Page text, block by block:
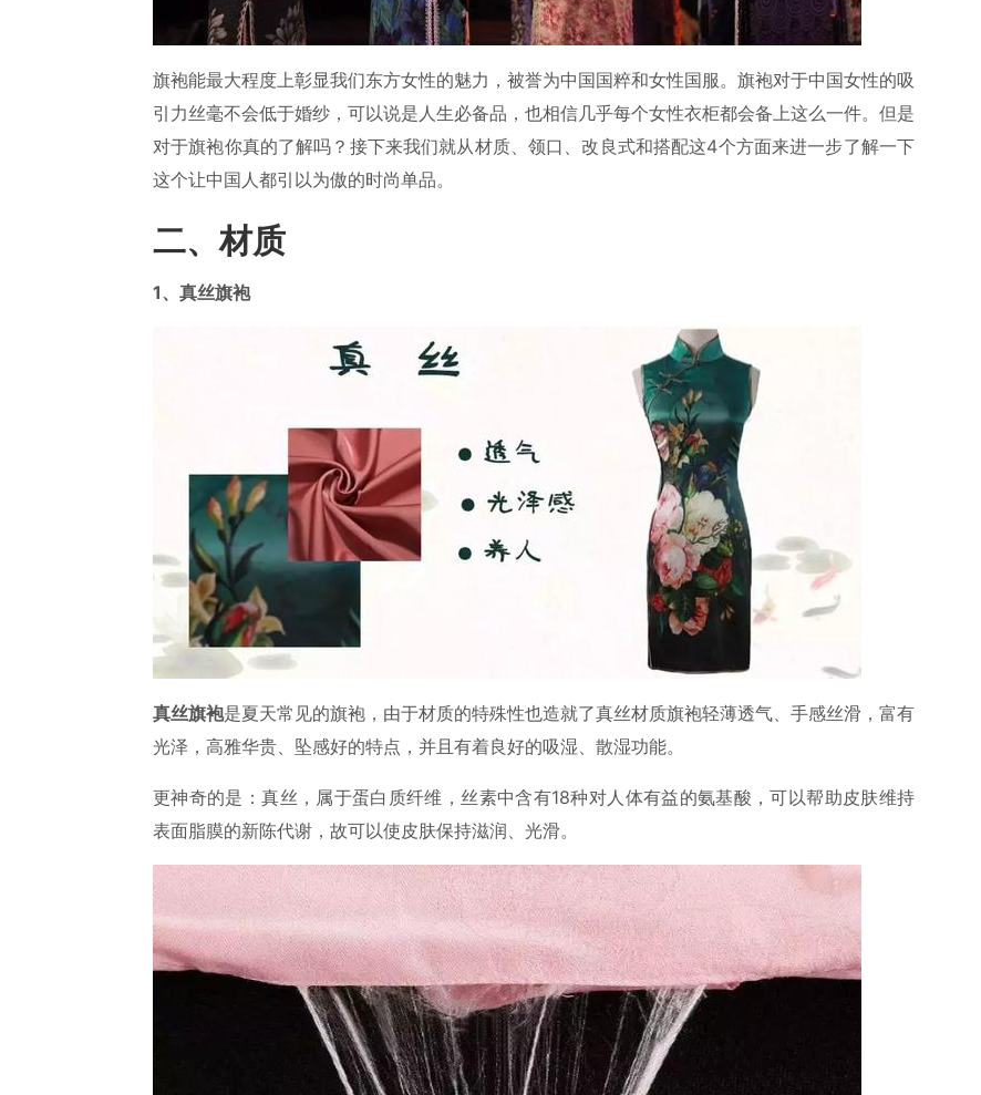
旗袍能最大程度上彰显我们东方女性的魅力，被誉为中国国粹和女性国服。旗袍对于中国女性的吸
引力丝毫不会低于婚纱，可以说是人生必备品，也相信几乎每个女性衣柜都会备上这么一件。但是
对于旗袍你真的了解吗？接下来我们就从材质、领口、改良式和搭配这4个方面来进一步了解一下
这个让中国人都引以为傲的时尚单品。
二、材质
1、真丝旗袍
真丝旗袍是夏天常见的旗袍，由于材质的特殊性也造就了真丝材质旗袍轻薄透气、手感丝滑，富有
光泽，高雅华贵、坠感好的特点，并且有着良好的吸湿、散湿功能。
更神奇的是：真丝，属于蛋白质纤维，丝素中含有18种对人体有益的氨基酸，可以帮助皮肤维持
表面脂膜的新陈代谢，故可以使皮肤保持滋润、光滑。